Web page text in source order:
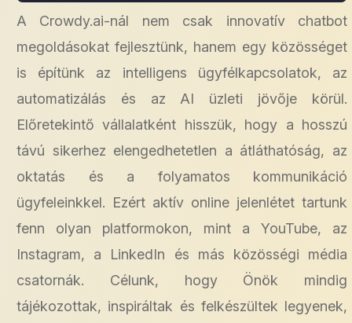
A Crowdy.ai-nál nem csak innovatív chatbot
megoldásokat fejlesztünk, hanem egy közösséget
is építünk az intelligens ügyfélkapcsolatok, az
automatizálás és az AI üzleti jövője körül.
Előretekintő vállalatként hisszük, hogy a hosszú
távú sikerhez elengedhetetlen a átláthatóság, az
oktatás és a folyamatos kommunikáció
ügyfeleinkkel. Ezért aktív online jelenlétet tartunk
fenn olyan platformokon, mint a YouTube, az
Instagram, a LinkedIn és más közösségi média
csatornák. Célunk, hogy Önök mindig
tájékozottak, inspiráltak és felkészültek legyenek,